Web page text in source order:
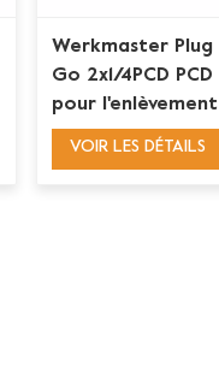
Werkmaster Plug
Go 2x1/4PCD PCD
pour l'enlèvement
du revêtement
VOIR LES DÉTAILS